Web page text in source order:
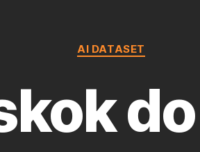
Kategorie
AI DATASET